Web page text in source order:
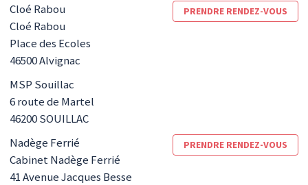
Cloé Rabou PRENDRE RENDEZ-VOUS
Cloé Rabou
Place des Ecoles
46500Alvignac
MSP Souillac
6 route de Martel
46200SOUILLAC
Nadège Ferrié PRENDRE RENDEZ-VOUS
Cabinet Nadège Ferrié
41 Avenue Jacques Besse